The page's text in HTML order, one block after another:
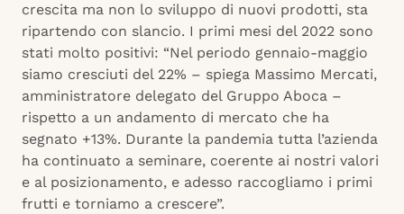
crescita ma non lo sviluppo di nuovi prodotti, sta
ripartendo con slancio. I primi mesi del 2022 sono
stati molto positivi: “Nel periodo gennaio-maggio
siamo cresciuti del 22% – spiega Massimo Mercati,
amministratore delegato del Gruppo Aboca –
rispetto a un andamento di mercato che ha
segnato +13%. Durante la pandemia tutta l’azienda
ha continuato a seminare, coerente ai nostri valori
e al posizionamento, e adesso raccogliamo i primi
frutti e torniamo a crescere”.